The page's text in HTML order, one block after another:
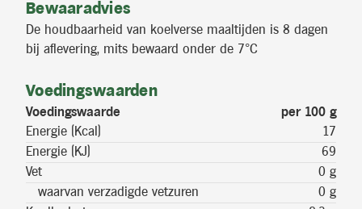
Bewaaradvies
De houdbaarheid van koelverse maaltijden is 8 dagen
bij aflevering, mits bewaard onder de 7°C
Voedingswaarden
Voedingswaarde
per 100 g
Energie (Kcal)
17
Energie (KJ)
69
Vet
0 g
waarvan verzadigde vetzuren
0 g